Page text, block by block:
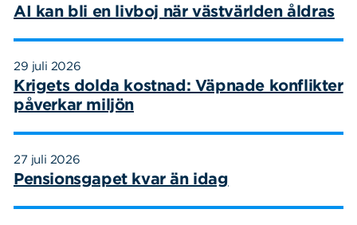
AI kan bli en livboj när västvärlden åldras
29 juli 2026
Krigets dolda kostnad: Väpnade konflikter
påverkar miljön
27 juli 2026
Pensionsgapet kvar än idag